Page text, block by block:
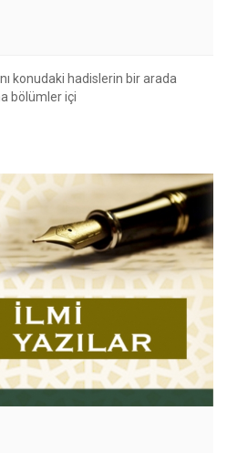
konudaki hadislerin bir arada
bölümler içi